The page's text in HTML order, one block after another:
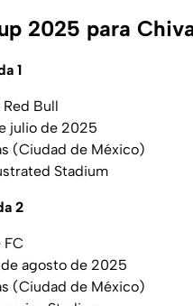
2025 para
1
Bull
julio de 2025
(Ciudad de México)
Stadium
2
agosto de 2025
(Ciudad de México)